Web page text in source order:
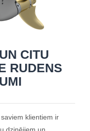
CITU
RUDENS
klientiem ir